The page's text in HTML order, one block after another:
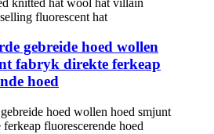
gebreide hoed wollen
fabryk direkte ferkeap
hoed
hoed wollen hoed smjunt
fluorescerende hoed